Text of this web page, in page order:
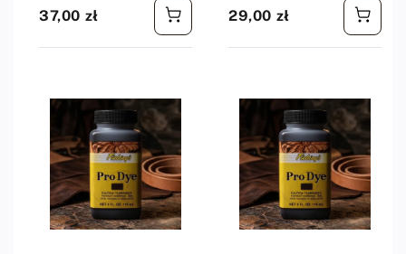
Cena regularna
37,00 zł Cena regularna
29,00 zł